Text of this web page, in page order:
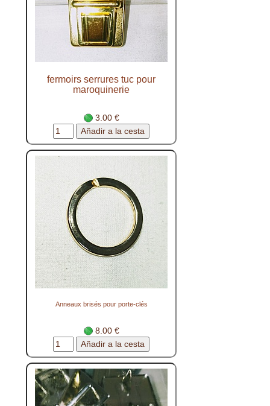
fermoirs serrures tuc pour
maroquinerie
3.00 €
Anneaux brisés pour porte-clés
8.00 €